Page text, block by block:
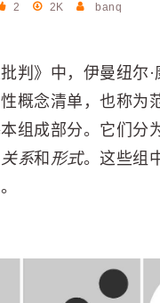
2 2K banq
判》中，伊曼纽尔
概念清单，也称为
组成部分。它们分
关系和 形式。这些组